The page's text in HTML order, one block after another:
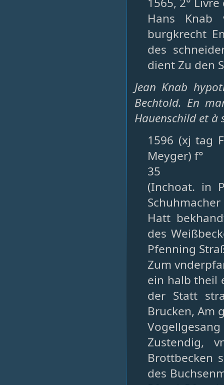
Hans Knab
burgkrecht
des
dient Zu den
Jean Knab
Bechtold. En
Hauenschild et à
1596 (xj tag
Meyger) f°
35
(Inchoat. in
Hatt
des
Pfenning
Zum
ein halb theil
der Statt
Brucken, Am
Zustendig,
Brottbecken
des